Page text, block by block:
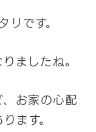
です。
ましたね。
お家の心配
ます。